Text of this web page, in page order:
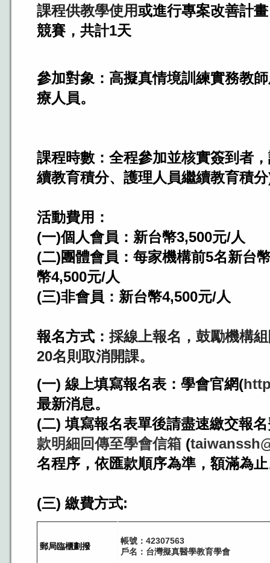
課程供教學使用或進行專案改善計
競賽 ，共計1天
參加對象： 高擬真情境訓練實務教
療人員。
課程時數：全程參加並核實簽到者
續教育積分、護理人員繼續教育積
活動費用：
(一)個人會員：新台幣3,500元/人
(二)團體會員：每家機構前5名新台
幣4,500元/人
(三)非會員：新台幣4,500元/人
報名方式： 採線上報名，鼓勵機構
20名則取消開課。
(一) 線上填寫報名表：學會官網(
最新消息。
(二) 填寫報名表單後請盡速繳交報
款明細回傳至學會信箱 (
名程序，依匯款順序為準，額滿為
(三) 繳費方式:
郵局臨櫃劃撥
帳號：42307563
戶名：台灣擬真醫學教育學會